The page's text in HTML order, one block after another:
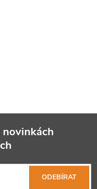
ODEBÍRAT